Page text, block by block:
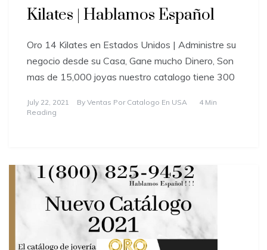
Kilates | Hablamos Español
Oro 14 Kilates en Estados Unidos | Administre su
negocio desde su Casa, Gane mucho Dinero, Son
mas de 15,000 joyas nuestro catalogo tiene 300
July 22, 2021 By Ventas Por Catalogo En USA
4 Min
Reading